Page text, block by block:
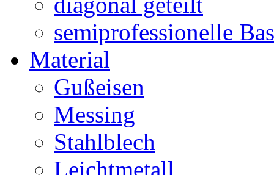
semiprofessionelle
Material
Gußeisen
Messing
Stahlblech
Leichtmetall